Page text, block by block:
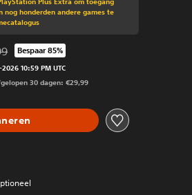
nog honderden andere games te
ten opzichte van de oorspronkelijke
Bespaar 85%
10:59 PM UTC
30 dagen: €29,99